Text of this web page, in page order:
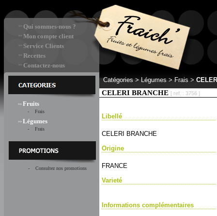
>> Qui sommes-nous ?
>> Mon compte client
>> Service Clients
>> Recettes
>> Contactez-nous
>> Fruits
- Frais
>> Légumes
- Frais
- Consultez nos promotions
Catégories >Légumes > Frais>
CELERI BRANCHE [ ref. : 3756 ]
Libellé
CELERI BRANCHE
Origine
FRANCE
Varieté
Informations complémentaires